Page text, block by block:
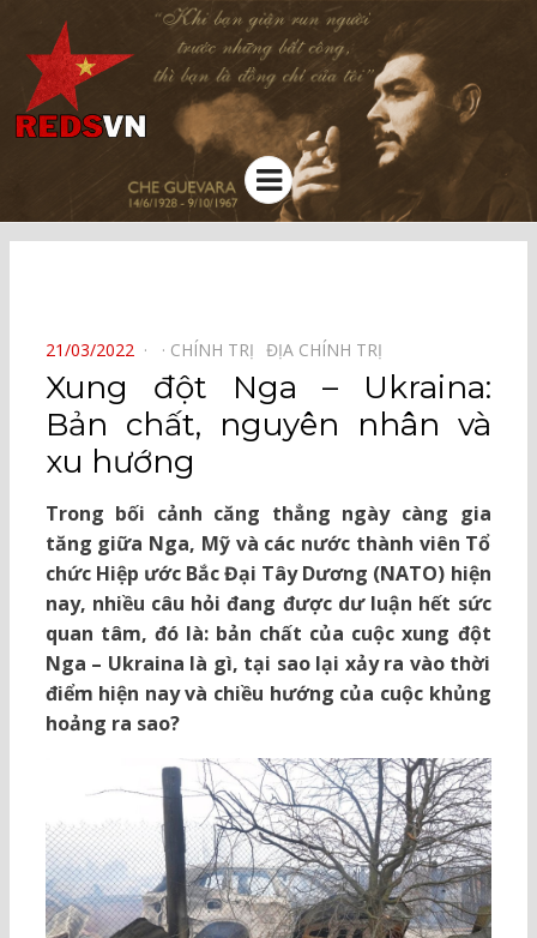
Kênh chia sẻ tri thức cộng đồng
Menu
POSTED
ON
21/03/2022 CHÍNH TRỊ⠀ ĐỊA CHÍNH TRỊ⠀
Xung đột Nga – Ukraina:
Bản chất, nguyên nhân và
xu hướng
Trong bối cảnh căng thẳng ngày càng gia
tăng giữa Nga, Mỹ và các nước thành viên Tổ
chức Hiệp ước Bắc Đại Tây Dương (NATO) hiện
nay, nhiều câu hỏi đang được dư luận hết sức
quan tâm, đó là: bản chất của cuộc xung đột
Nga – Ukraina là gì, tại sao lại xảy ra vào thời
điểm hiện nay và chiều hướng của cuộc khủng
hoảng ra sao?